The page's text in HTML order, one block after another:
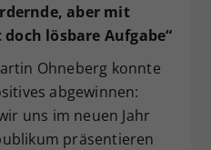
aber mit
lösbare Aufgabe“
Ohneberg konnte
abgewinnen:
uns im neuen Jahr
präsentieren